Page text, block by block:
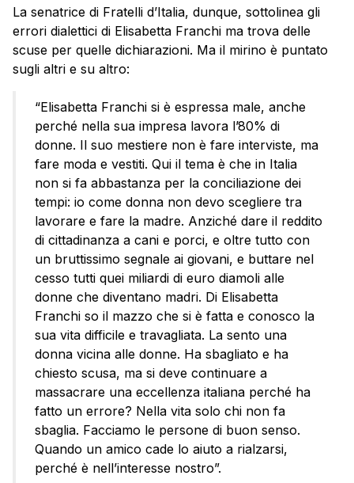
La senatrice di Fratelli d’Italia, dunque, sottolinea gli
errori dialettici di Elisabetta Franchi ma trova delle
scuse per quelle dichiarazioni. Ma il mirino è puntato
sugli altri e su altro:
“Elisabetta Franchi si è espressa male, anche
perché nella sua impresa lavora l’80% di
donne. Il suo mestiere non è fare interviste, ma
fare moda e vestiti. Qui il tema è che in Italia
non si fa abbastanza per la conciliazione dei
tempi: io come donna non devo scegliere tra
lavorare e fare la madre. Anziché dare il reddito
di cittadinanza a cani e porci, e oltre tutto con
un bruttissimo segnale ai giovani, e buttare nel
cesso tutti quei miliardi di euro diamoli alle
donne che diventano madri. Di Elisabetta
Franchi so il mazzo che si è fatta e conosco la
sua vita difficile e travagliata. La sento una
donna vicina alle donne. Ha sbagliato e ha
chiesto scusa, ma si deve continuare a
massacrare una eccellenza italiana perché ha
fatto un errore? Nella vita solo chi non fa
sbaglia. Facciamo le persone di buon senso.
Quando un amico cade lo aiuto a rialzarsi,
perché è nell’interesse nostro”.